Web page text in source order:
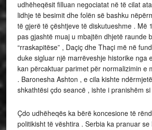
udhëheqësit filluan negociatat në të cilat
lidhje të besimit dhe folën së bashku
të gjerë të çështjeve të diskutueshme . Më
pas gjashtë muaj u mbajtën dhjetë raunde
“rraskapitëse” , Daçiç dhe Thaçi më në
duke sigluar një marrëveshje historike nga
kan përcaktuar parimet për normalizimin e
. Baronesha Ashton , e cila kishte
shkathtësi çdo seancë , ishte i pranishëm
Çdo udhëheqës ka bërë koncesione të
politikisht të vështira . Serbia ka pranuar se